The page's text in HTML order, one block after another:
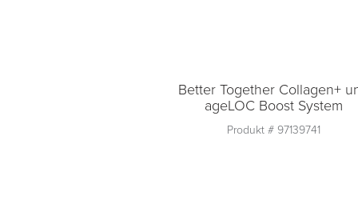
Better Together Collagen+
ageLOC Boost System
Produkt # 97139741